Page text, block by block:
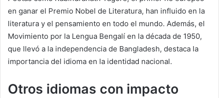
en ganar el Premio Nobel de Literatura, han influido en la
literatura y el pensamiento en todo el mundo. Además, el
Movimiento por la Lengua Bengalí en la década de 1950,
que llevó a la independencia de Bangladesh, destaca la
importancia del idioma en la identidad nacional.
Otros idiomas con impacto